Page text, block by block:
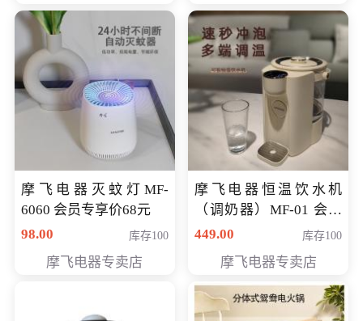
摩飞电器灭蚊灯MF-
6060 会员专享价68元
98.00
库存100
摩飞电器专卖店
摩飞电器恒温饮水机
（调奶器）MF-01 会员
专享价366元
449.00 库存100
摩飞电器专卖店